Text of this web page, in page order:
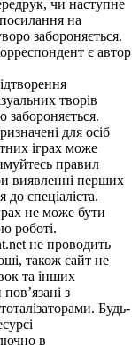
чи наступне
на
забороняється.
є автор
творів
забороняється.
для осіб
іграх може
правил
виявленні перших
до спеціаліста.
не може бути
роботі.
не проводить
також сайт не
та інших
з
Будь-
в